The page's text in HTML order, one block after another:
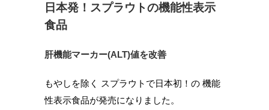
日本発！スプラウトの機能性表示
食品
肝機能マーカー(ALT)値を改善
もやしを除く スプラウトで日本初！の 機能
性表示食品が発売になりました。